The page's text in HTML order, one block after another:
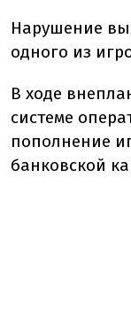
Нарушение
одного из
В ходе
системе
пополнение
банковской